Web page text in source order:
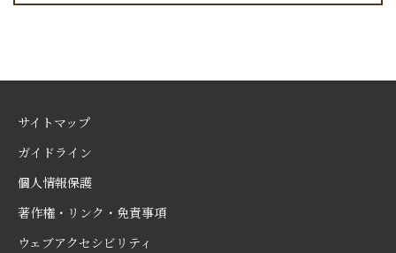
サイトマップ
ガイドライン
個人情報保護
著作権・リンク・免責事項
ウェブアクセシビリティ